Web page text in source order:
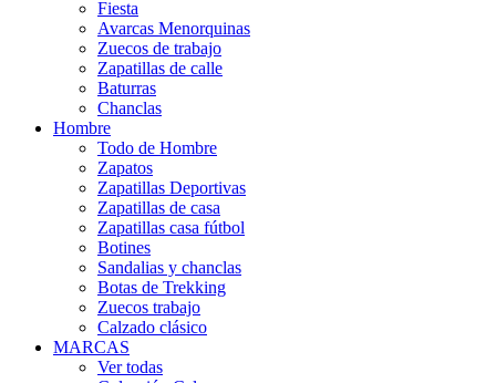
Fiesta
Avarcas Menorquinas
Zuecos de trabajo
Zapatillas de calle
Baturras
Chanclas
Hombre
Todo de Hombre
Zapatos
Zapatillas Deportivas
Zapatillas de casa
Zapatillas casa fútbol
Botines
Sandalias y chanclas
Botas de Trekking
Zuecos trabajo
Calzado clásico
MARCAS
Ver todas